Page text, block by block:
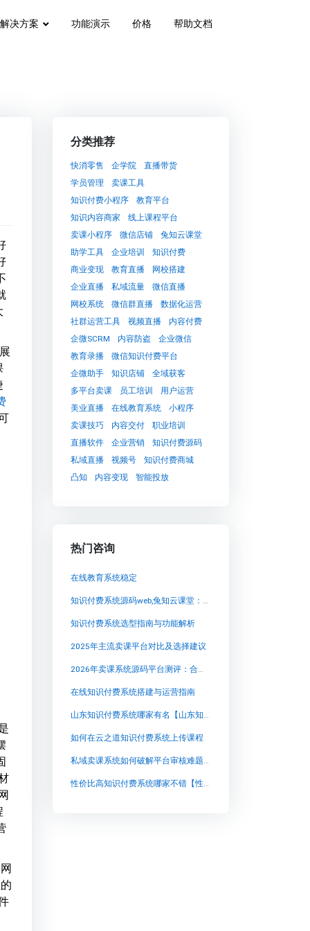
解决方案 功能演示 价格 帮助文档
分类推荐
快消零售 企学院
直播带货
学员管理
卖课工具
知识付费小程序
教育平台
知识内容商家
线上课程平台
卖课小程序
微信店铺
兔知云课堂
助学工具
企业培训
知识付费
商业变现
教育直播
网校搭建
企业直播
私域流量
微信直播
网校系统
微信群直播
数据化运营
社群运营工具
视频直播
内容付费
企微SCRM
内容防盗
企业微信
教育录播
微信知识付费平台
企微助手
知识店铺
全域获客
多平台卖课
员工培训
用户运营
美业直播
在线教育系统
小程序
卖课技巧
内容交付
职业培训
直播软件
企业营销
知识付费源码
私域直播
视频号
知识付费商城
凸知
内容变现 智能投放
热门咨询
在线教育系统稳定
知识付费系统源码web,兔知云课堂：创新知识付费平台助力沉浸式学习
知识付费系统选型指南与功能解析
2025年主流卖课平台对比及选择建议
2026年卖课系统源码平台测评：合规、私域与长期运营能力成为核心考量
在线知识付费系统搭建与运营指南
山东知识付费系统哪家有名【山东知识付费系统哪家有名知识付费系统系统怎么制作，知识付费系统搭建使用教程】
如何在云之道知识付费系统上传课程
私域卖课系统如何破解平台审核难题：知识付费的新阵地选择
性价比高知识付费系统哪家不错【性价比高知识付费系统哪家不错知识付费系统系统怎么制作，知识付费系统搭建使用教程】